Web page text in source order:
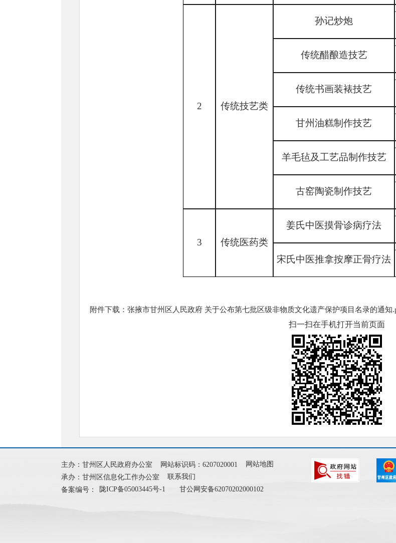
2 传统技艺类
孙记炒炮
传统醋酿造技艺
传统书画装裱技艺
甘州油糕制作技艺
羊毛毡及工艺品制作技艺
古窑陶瓷制作技艺
3 传统医药类
姜氏中医摸骨诊病疗法
宋氏中医推拿按摩正骨疗法
附件下载： 张掖市甘州区人民政府 关于公布第七批区级非物质文化遗产保护项目名录的通知
扫一扫在手机打开当前页面
主办：甘州区人民政府办公室 网站标识码：6207020001
网站地图
承办：甘州区信息化工作办公室
联系我们
备案编号：
陇ICP备05003445号-1 甘公网安备62070202000102